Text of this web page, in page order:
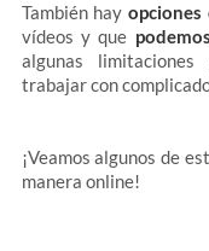
También hay opciones
vídeos y que
algunas
trabajar con
¡Veamos algunos de
manera online!